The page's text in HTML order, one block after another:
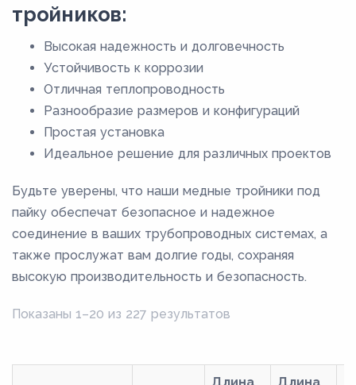
9
тройников:
Высокая надежность и долговечность
Устойчивость к коррозии
Отличная теплопроводность
Разнообразие размеров и конфигураций
Простая установка
Идеальное решение для различных проектов
Будьте уверены, что наши медные тройники под
пайку обеспечат безопасное и надежное
соединение в ваших трубопроводных системах, а
также прослужат вам долгие годы, сохраняя
высокую производительность и безопасность.
Показаны 1–20 из 227 результатов